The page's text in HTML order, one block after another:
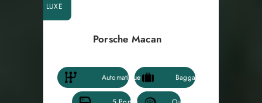
Porsche Macan
LUXE